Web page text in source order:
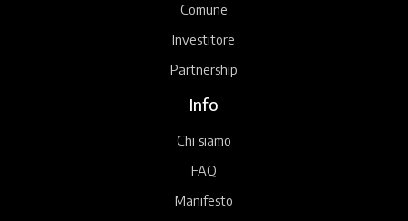
Comune
Investitore
Partnership
Info
Chi siamo
FAQ
Manifesto